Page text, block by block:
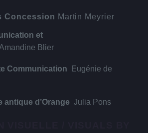
Concession Martin Meyrier
et
Blier
Communication
Eugénie de
antique d’Orange Julia Pons